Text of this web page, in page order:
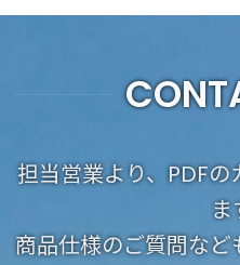
担当営業より、PDF
ま
商品仕様のご質問な